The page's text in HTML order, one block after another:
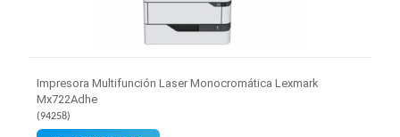
Impresora Multifunción Laser Monocromática Lexmark
Mx722Adhe
(94258)